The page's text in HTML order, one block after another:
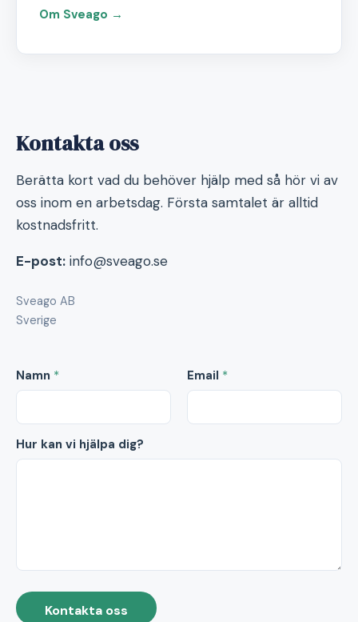
Om Sveago →
Kontakta oss
Berätta kort vad du behöver hjälp med så hör vi av
oss inom en arbetsdag. Första samtalet är alltid
kostnadsfritt.
E-post: info@sveago.se
Sveago AB
Sverige
Namn * Email *
Hur kan vi hjälpa dig?
Kontakta oss